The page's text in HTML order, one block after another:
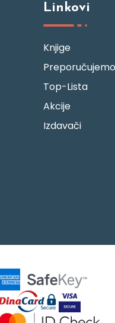
Linkovi
Knjige
Preporučujemo
Top-Lista
Akcije
Izdavači